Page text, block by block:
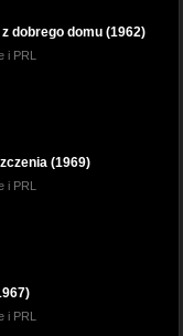
dobrego domu (1962)
i PRL
(1969)
i PRL
i PRL